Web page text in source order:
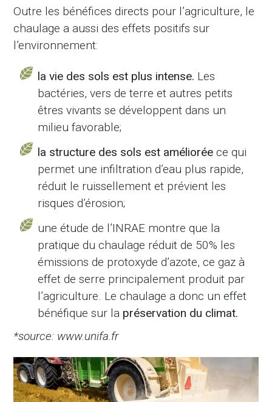
Outre les bénéfices directs pour l’agriculture, le
chaulage a aussi des effets positifs sur
l’environnement:
la vie des sols est plus intense. Les
bactéries, vers de terre et autres petits
êtres vivants se développent dans un
milieu favorable;
la structure des sols est amélioréece qui
permet une infiltration d’eau plus rapide,
réduit le ruissellement et prévient les
risques d’érosion;
une étude de l’INRAE montre que la
pratique du chaulage réduit de 50% les
émissions de protoxyde d’azote, ce gaz à
effet de serre principalement produit par
l’agriculture. Le chaulage a donc un effet
bénéfique sur la préservation du climat.
*source: www.unifa.fr